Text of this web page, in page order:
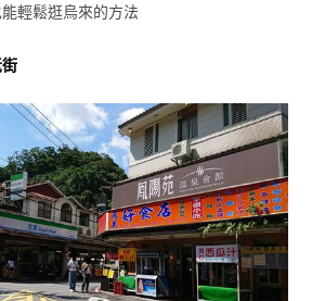
輕鬆逛烏來的方法